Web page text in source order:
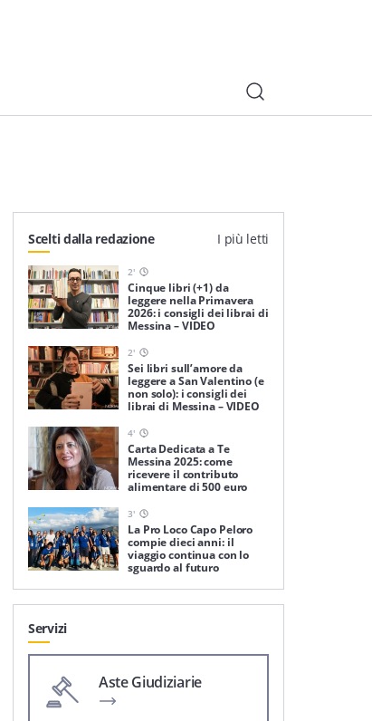
Scelti dalla redazione I più letti
2'
Cinque libri (+1) da
leggere nella Primavera
2026: i consigli dei librai di
Messina – VIDEO
2'
Sei libri sull’amore da
leggere a San Valentino (e
non solo): i consigli dei
librai di Messina – VIDEO
4'
Carta Dedicata a Te
Messina 2025: come
ricevere il contributo
alimentare di 500 euro
3'
La Pro Loco Capo Peloro
compie dieci anni: il
viaggio continua con lo
sguardo al futuro
Servizi
Aste Giudiziarie